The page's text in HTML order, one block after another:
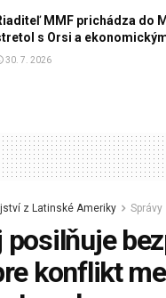
MMF prichádza do
s Orsi a
30. 7. 2026
z Latinské Ameriky Správy
posilňuje
konflikt